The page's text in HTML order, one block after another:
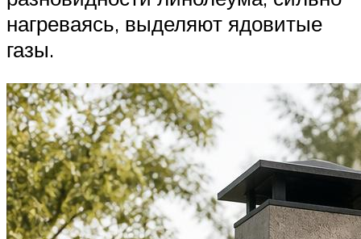
нагреваясь, выделяют ядовитые
газы.